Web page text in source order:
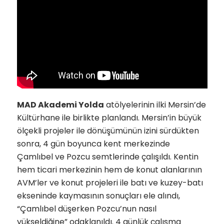
MAD Akademi Yolda atölyelerinin ilki Mersin’de
Kültürhane ile birlikte planlandı. Mersin’in büyük
ölçekli projeler ile dönüşümünün izini sürdükten
sonra, 4 gün boyunca kent merkezinde
Çamlıbel ve Pozcu semtlerinde çalışıldı. Kentin
hem ticari merkezinin hem de konut alanlarının
AVM’ler ve konut projeleri ile batı ve kuzey-batı
ekseninde kaymasının sonuçları ele alındı,
“Çamlıbel düşerken Pozcu’nun nasıl